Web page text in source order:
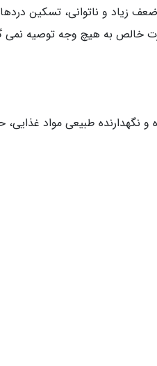
زیاد و ناتوانی، تسکین
خالص به هیچ وجه توصیه نمی
نگهدارنده طبیعی مواد غذایی،